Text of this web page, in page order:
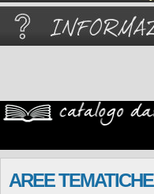
AREE TEMATICHE